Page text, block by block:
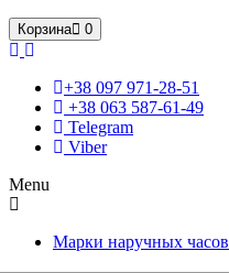
Корзина 0
+38 097 971-28-51
+38 063 587-61-49
Telegram
Viber
Menu
Марки наручных часов